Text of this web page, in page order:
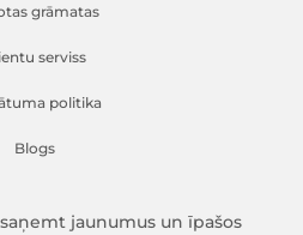
grāmatas
serviss
politika
Blogs
jaunumus un īpašos